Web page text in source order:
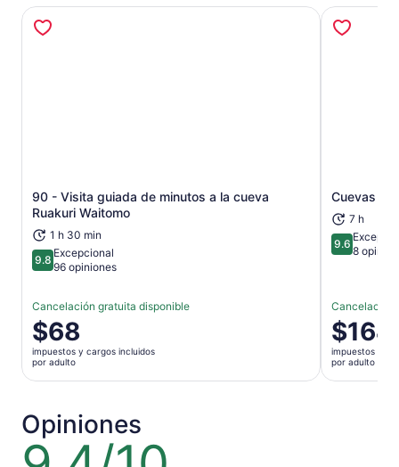
90 - Visita guiada de minutos a la cueva
Ruakuri Waitomo
1 h 30 min
9.89.8 de 10
Excepcional
96 opiniones
Cancelación gratuita disponible
El
precio
es
de
por
adulto
$68
impuestos y cargos incluidos
por adulto
Se abrirá en una nueva pestaña
Cuevas de
7 h
9.69.6 de 10
8
Cancelación
El
precio
es
de
$164
impuestos y
por adulto
Opiniones
9.4